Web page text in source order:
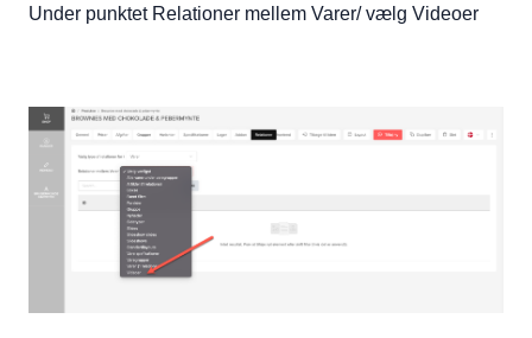
Under punktet Relationer mellem Varer/ vælg Videoer